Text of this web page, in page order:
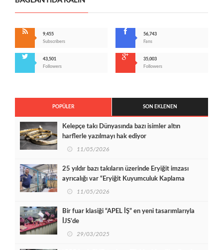
9,455
Subscribers
56,743
Fans
43,501
Followers
35,003
Followers
POPÜLER SON EKLENEN
Kelepçe takı Dünyasında bazı isimler altın
harflerle yazılmayı hak ediyor
11/05/2026
25 yıldır bazı takıların üzerinde Eryiğit imzası
ayrıcalığı var “Eryiğit Kuyumculuk Kaplama
Çeyrek asrı geride bırakıyor”
11/05/2026
Bir fuar klasiği “APEL İŞ” en yeni tasarımlarıyla
İJS’de
29/03/2025